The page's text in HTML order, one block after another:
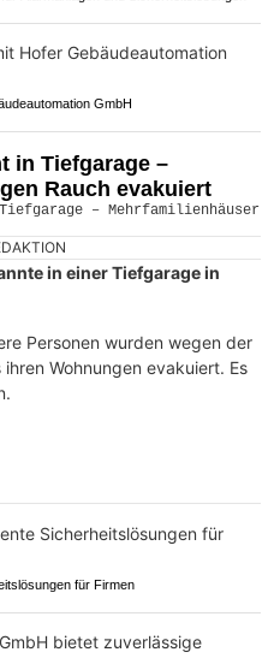
GmbH
in Tiefgarage –
Rauch evakuiert
in einer Tiefgarage in
Personen wurden wegen der
Wohnungen evakuiert. Es
für Firmen